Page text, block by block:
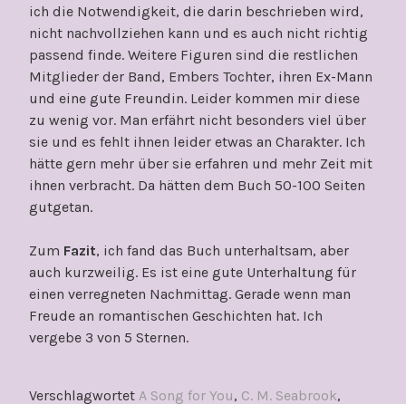
ich die Notwendigkeit, die darin beschrieben wird,
nicht nachvollziehen kann und es auch nicht richtig
passend finde. Weitere Figuren sind die restlichen
Mitglieder der Band, Embers Tochter, ihren Ex-Mann
und eine gute Freundin. Leider kommen mir diese
zu wenig vor. Man erfährt nicht besonders viel über
sie und es fehlt ihnen leider etwas an Charakter. Ich
hätte gern mehr über sie erfahren und mehr Zeit mit
ihnen verbracht. Da hätten dem Buch 50-100 Seiten
gutgetan.
Zum Fazit, ich fand das Buch unterhaltsam, aber
auch kurzweilig. Es ist eine gute Unterhaltung für
einen verregneten Nachmittag. Gerade wenn man
Freude an romantischen Geschichten hat. Ich
vergebe 3 von 5 Sternen.
Verschlagwortet A Song for You, C. M. Seabrook,